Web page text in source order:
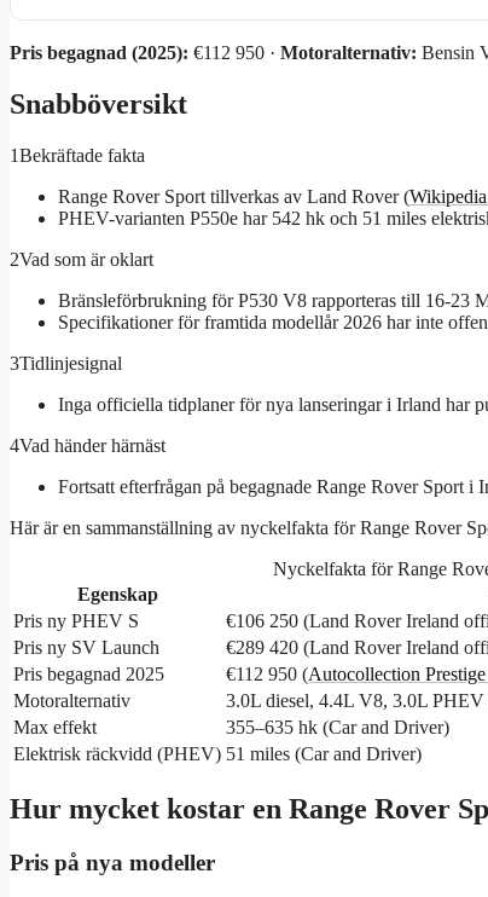
Pris begagnad (2025): €112 950 · Motoralternativ: Bensin
Snabböversikt
1Bekräftade fakta
Range Rover Sport tillverkas av Land Rover (
PHEV-varianten P550e har 542 hk och 51 miles
2Vad som är oklart
Bränsleförbrukning för P530 V8 rapporteras till 16-23
Specifikationer för framtida modellår 2026 har inte
3Tidlinjesignal
Inga officiella tidplaner för nya lanseringar i Irland har
4Vad händer härnäst
Fortsatt efterfrågan på begagnade Range Rover Sport i
Här är en sammanställning av nyckelfakta för Range Rover
Nyckelfakta för Range
Egenskap
Pris ny PHEV S
€106 250 (Land Rover Ireland
Pris ny SV Launch
€289 420 (Land Rover Ireland
Pris begagnad 2025
€112 950 (Autocollection
Motoralternativ
3.0L diesel, 4.4L V8, 3.0L
Max effekt
355–635 hk (Car and Driver)
Elektrisk räckvidd (PHEV) 51 miles (Car and Driver)
Hur mycket kostar en Range Rover
Pris på nya modeller